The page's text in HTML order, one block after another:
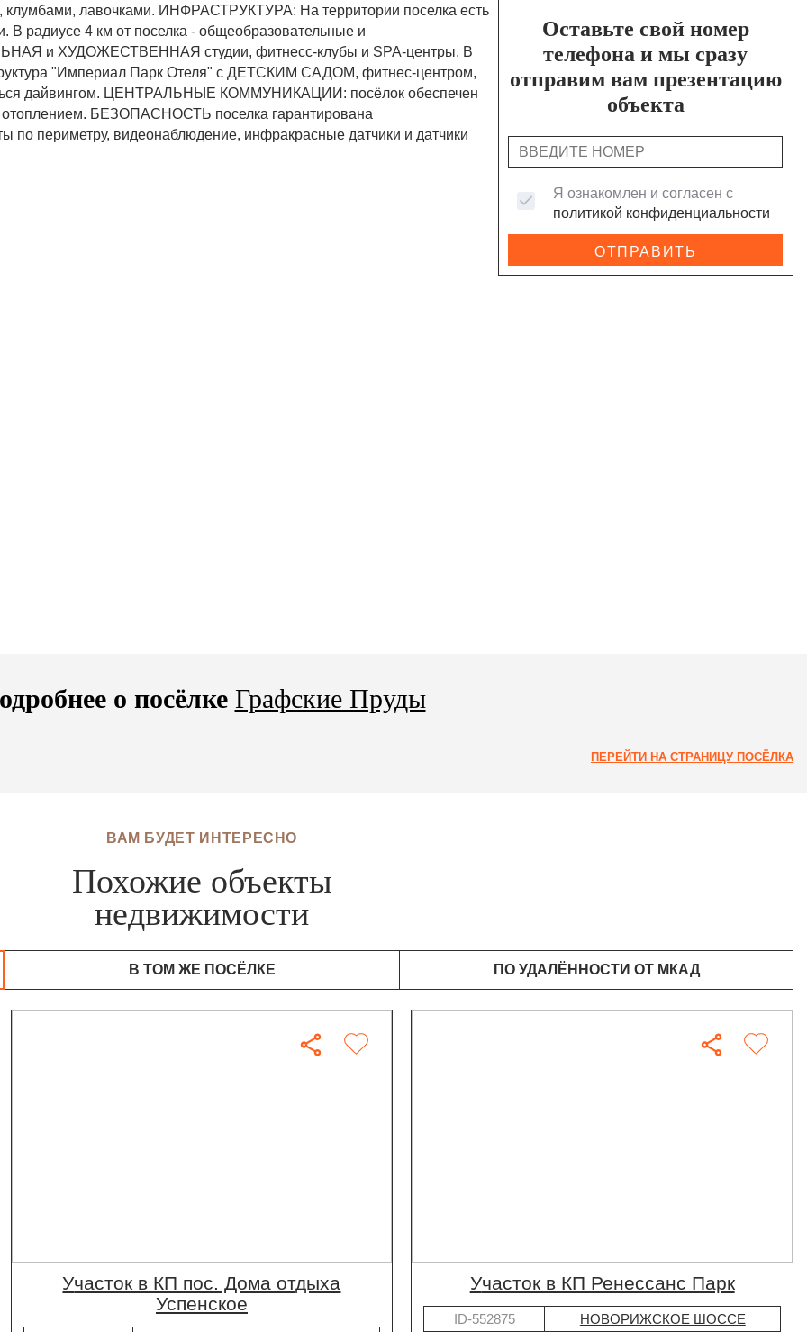
лавочками. ИНФРАСТРУКТУРА: На территории поселка есть
В радиусе 4 км от поселка - общеобразовательные и
и ХУДОЖЕСТВЕННАЯ студии, фитнесс-клубы и SPA-центры. В
"Империал Парк Отеля" с ДЕТСКИМ САДОМ, фитнес-центром,
дайвингом. ЦЕНТРАЛЬНЫЕ КОММУНИКАЦИИ: посёлок обеспечен
БЕЗОПАСНОСТЬ поселка гарантирована
по периметру, видеонаблюдение, инфракрасные датчики и датчики
Оставьте свой номер
телефона и мы сразу
отправим вам презентацию
объекта
Я ознакомлен и согласен с
политикой конфиденциальности
ОТПРАВИТЬ
о посёлке Графские Пруды
ПЕРЕЙТИ НА СТРАНИЦУ ПОСЁЛКА
ВАМ БУДЕТ ИНТЕРЕСНО
Похожие объекты
недвижимости
В ТОМ ЖЕ ПОСЁЛКЕ ПО УДАЛЁННОСТИ ОТ МКАД
участок в КП пос. Дома отдыха
Успенское
участок в КП Ренессанс Парк
ID-552875
НОВОРИЖСКОЕ ШОССЕ